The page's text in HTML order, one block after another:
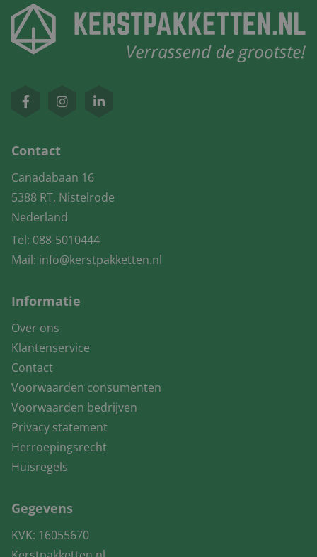
Contact
Canadabaan 16
5388 RT, Nistelrode
Nederland
Tel: 088-5010444
Mail: info@kerstpakketten.nl
Informatie
Over ons
Klantenservice
Contact
Voorwaarden consumenten
Voorwaarden bedrijven
Privacy statement
Herroepingsrecht
Huisregels
Gegevens
KVK: 16055670